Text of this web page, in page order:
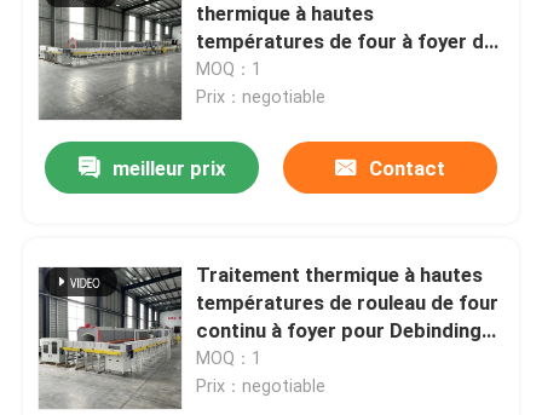
thermique à hautes
températures de four à foyer de
rouleau d'agglomération et
matériel continus d'anode
MOQ：1
Prix：negotiable
meilleur prix Contact
Traitement thermique à hautes
températures de rouleau de four
continu à foyer pour Debinding
et l'agglomération de la
céramique
MOQ：1
Prix：negotiable